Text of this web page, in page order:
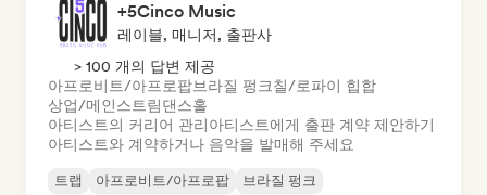
+5Cinco Music
레이블, 매니저, 출판사
> 100 개의 답변 제공
아프로비트/아프로팝브라질 펑크칠/로파이 힙합
상업/메인스트림댄스홀
아티스트의 커리어 관리아티스트에게 출판 계약 제안하기
아티스트와 계약하거나 음악을 발매해 주세요
트랩 아프로비트/아프로팝
브라질 펑크